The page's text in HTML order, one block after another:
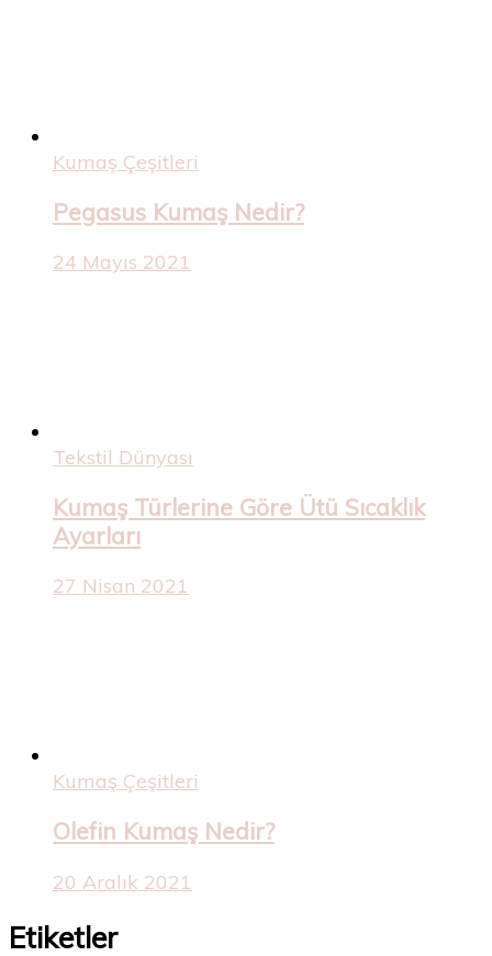
Kumaş Çeşitleri
Pegasus Kumaş Nedir?
24 Mayıs 2021
Tekstil Dünyası
Kumaş Türlerine Göre Ütü Sıcaklık
Ayarları
27 Nisan 2021
Kumaş Çeşitleri
Olefin Kumaş Nedir?
20 Aralık 2021
Etiketler